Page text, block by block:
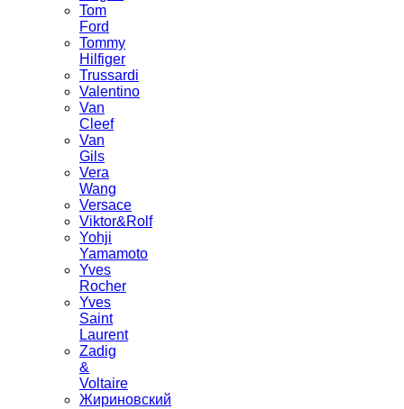
Tom
Ford
Tommy
Hilfiger
Trussardi
Valentino
Van
Cleef
Van
Gils
Vera
Wang
Versace
Viktor&Rolf
Yohji
Yamamoto
Yves
Rocher
Yves
Saint
Laurent
Zadig
&
Voltaire
Жириновский